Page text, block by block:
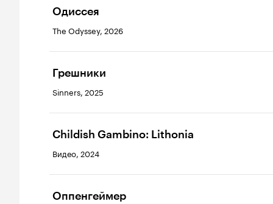
Одиссея
The Odyssey, 2026
Грешники
Sinners, 2025
Childish Gambino: Lithonia
Видео, 2024
Оппенгеймер